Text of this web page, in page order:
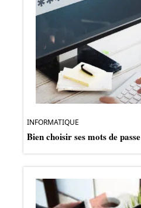
INFORMATIQUE
Bien choisir ses mots de passe